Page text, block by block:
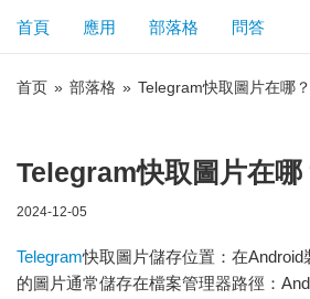
首頁 應用 部落格 問答
首页 » 部落格 » Telegram快取圖片在哪？
Telegram快取圖片在哪
2024-12-05
Telegram快取圖片儲存位置：在Android
的圖片通常儲存在檔案管理器路徑：